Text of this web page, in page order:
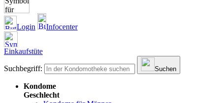
Login Infocenter
Einkaufstüte
Suchbegriff: Suchen
Kondome
Geschlecht